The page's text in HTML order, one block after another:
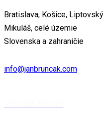
Bratislava, Košice, Liptovský
Mikuláš, celé územie
Slovenska a zahraničie
info@janbruncak.com